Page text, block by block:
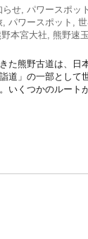
らせ, パワースポット
, パワースポット ,
野本宮大社, 熊野速
た熊野古道は、日
道」の一部とし
いくつかのルート